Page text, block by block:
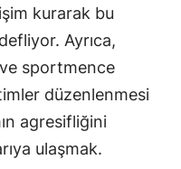
kurarak bu
Ayrıca,
sportmence
düzenlenmesi
agresifliğini
ulaşmak.